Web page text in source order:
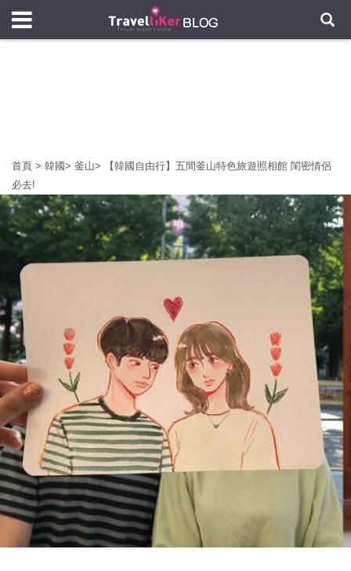
首頁 > 韓國> 釜山>
【韓國自由行】五間釜山特色旅遊照相館 閨密情侶
必去!